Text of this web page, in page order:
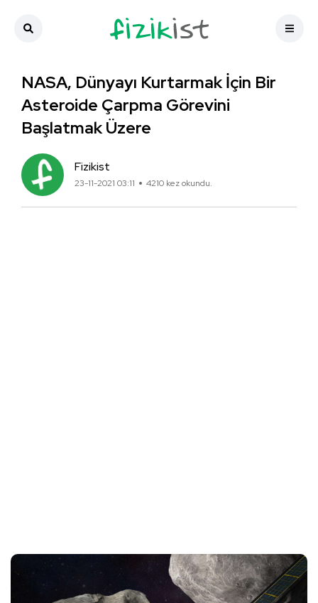
NASA, Dünyayı Kurtarmak İçin Bir
Asteroide Çarpma Görevini
Başlatmak Üzere
Fizikist
23-11-2021 03:11 4210 kez okundu.